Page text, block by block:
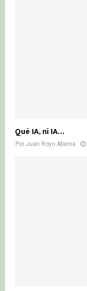
Qué IA, ni IA…
Por Juan Royo Abenia